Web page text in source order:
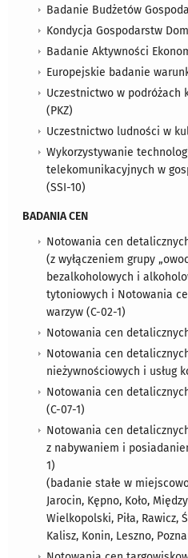
Badanie Budżetów
Kondycja Gospodarstw
Badanie Aktywności
Europejskie badanie
Uczestnictwo w podróżach
(PKZ)
Uczestnictwo ludności w
Wykorzystywanie
telekomunikacyjnych w
(SSI-10)
BADANIA CEN
Notowania cen
(z wyłączeniem grupy
bezalkoholowych i
tytoniowych i Notowania
warzyw (C-02-1)
Notowania cen
Notowania cen
nieżywnościowych i usług
Notowania cen
(C-07-1)
Notowania cen
z nabywaniem i
1)
​(badanie stałe w
Jarocin, Kępno, Koło,
Wielkopolski, Piła, Rawicz,
Kalisz, Konin, Leszno,